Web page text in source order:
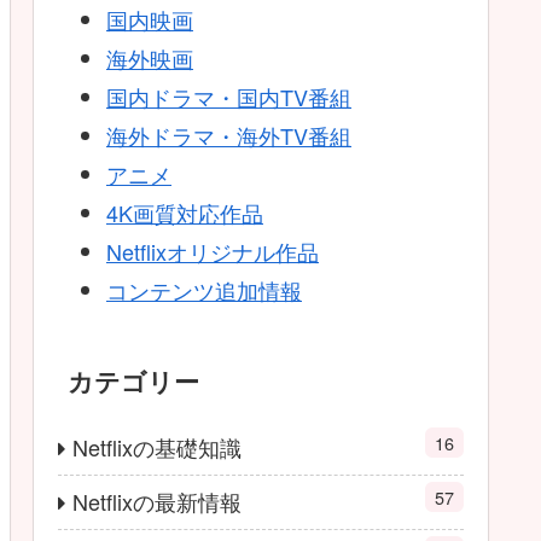
国内映画
海外映画
国内ドラマ・国内TV番組
海外ドラマ・海外TV番組
アニメ
4K画質対応作品
Netflixオリジナル作品
コンテンツ追加情報
カテゴリー
Netflixの基礎知識 16
Netflixの最新情報 57